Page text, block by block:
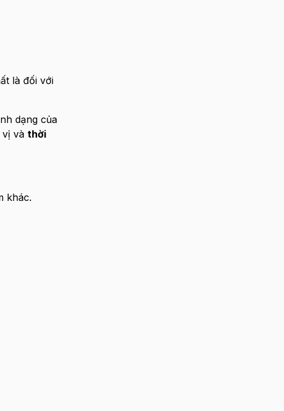
là đối với
dạng của
vị và thời
khác.